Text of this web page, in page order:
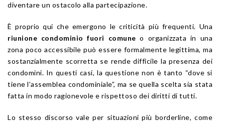
diventare un ostacolo alla partecipazione.
È proprio qui che emergono le criticità più frequenti. Una
riunione condominio fuori comune o organizzata in una
zona poco accessibile può essere formalmente legittima, ma
sostanzialmente scorretta se rende difficile la presenza dei
condomini. In questi casi, la questione non è tanto “dove si
tiene l’assemblea condominiale”, ma se quella scelta sia stata
fatta in modo ragionevole e rispettoso dei diritti di tutti.
Lo stesso discorso vale per situazioni più borderline, come